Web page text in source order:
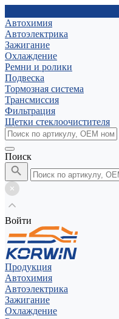
Автохимия
Автоэлектрика
Зажигание
Охлаждение
Ремни и ролики
Подвеска
Тормозная система
Трансмиссия
Фильтрация
Щетки стеклоочистителя
Поиск
Войти
Продукция
Автохимия
Автоэлектрика
Зажигание
Охлаждение